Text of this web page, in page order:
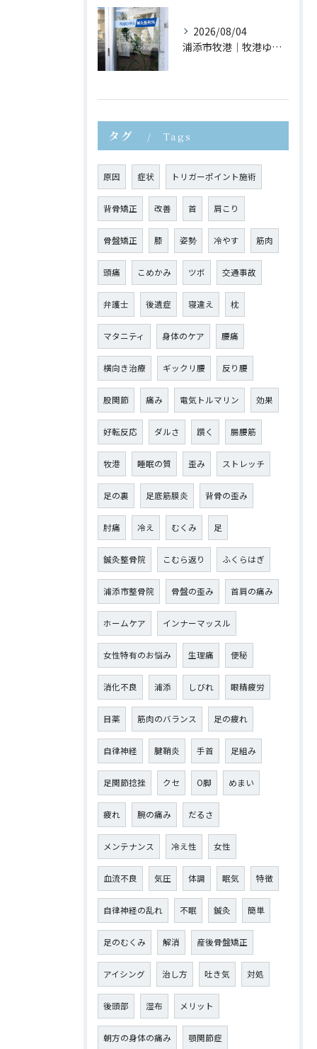
2026/08/04
浦添市牧港｜牧港ゆがみ鍼灸整骨院｜長時間座ると腰が痛くなる理由とは？
タグ Tags
原因 症状 トリガーポイント施術
背骨矯正 改善 首 肩こり
骨盤矯正 膝 姿勢 冷やす 筋肉
頭痛 こめかみ ツボ 交通事故
弁護士 後遺症 寝違え 枕
マタニティ 身体のケア 腰痛
横向き治療 ギックリ腰 反り腰
股関節 痛み 電気トルマリン 効果
好転反応 ダルさ 躓く 腸腰筋
牧港 睡眠の質 歪み ストレッチ
足の裏 足底筋膜炎 背骨の歪み
肘痛 冷え むくみ 足
鍼灸整骨院 こむら返り ふくらはぎ
浦添市整骨院 骨盤の歪み 首肩の痛み
ホームケア インナーマッスル
女性特有のお悩み 生理痛 便秘
消化不良 浦添 しびれ 眼精疲労
目薬 筋肉のバランス 足の疲れ
自律神経 腱鞘炎 手首 足組み
足関節捻挫 クセ O脚 めまい
疲れ 腕の痛み だるさ
メンテナンス 冷え性 女性
血流不良 気圧 体調 眠気 特徴
自律神経の乱れ 不眠 鍼灸 簡単
足のむくみ 解消 産後骨盤矯正
アイシング 治し方 吐き気 対処
後頭部 湿布 メリット
朝方の身体の痛み 顎関節症